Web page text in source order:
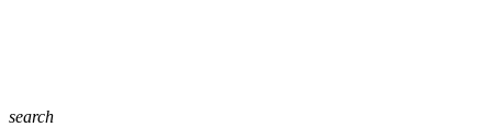
search